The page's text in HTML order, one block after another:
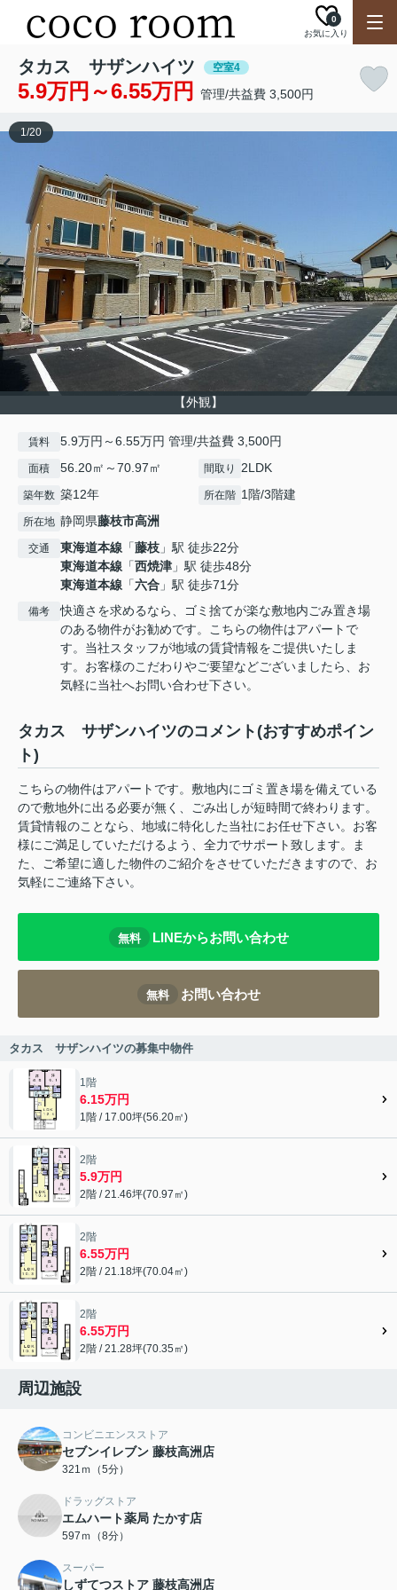
お気に入り
0
タカス サザンハイツ 空室4
5.9万円～6.55万円 管理/共益費 3,500円
【外観】
1/20
賃料 5.9万円～6.55万円 管理/共益費 3,500円
面積 56.20㎡～70.97㎡ 間取り 2LDK
築年数 築12年 所在階 1階/3階建
所在地 静岡県藤枝市高洲
交通 東海道本線 「藤枝 」駅 徒歩22分
東海道本線 「西焼津 」駅 徒歩48分
東海道本線 「六合 」駅 徒歩71分
備考
快適さを求めるなら、ゴミ捨てが楽な敷地内ごみ置き場
のある物件がお勧めです。こちらの物件はアパートで
す。当社スタッフが地域の賃貸情報をご提供いたしま
す。お客様のこだわりやご要望などございましたら、お
気軽に当社へお問い合わせ下さい。
タカス サザンハイツのコメント(おすすめポイン
ト)
こちらの物件はアパートです。敷地内にゴミ置き場を備えている
ので敷地外に出る必要が無く、ごみ出しが短時間で終わります。
賃貸情報のことなら、地域に特化した当社にお任せ下さい。お客
様にご満足していただけるよう、全力でサポート致します。ま
た、ご希望に適した物件のご紹介をさせていただきますので、お
気軽にご連絡下さい。
無料 LINEからお問い合わせ
無料 お問い合わせ
タカス サザンハイツの募集中物件
1階
6.15万円
1階 / 17.00坪(56.20㎡)
2階
5.9万円
2階 / 21.46坪(70.97㎡)
2階
6.55万円
2階 / 21.18坪(70.04㎡)
2階
6.55万円
2階 / 21.28坪(70.35㎡)
周辺施設
コンビニエンスストア
セブンイレブン 藤枝高洲店
321ｍ（5分）
ドラッグストア
エムハート薬局 たかす店
597ｍ（8分）
スーパー
しずてつストア 藤枝高洲店